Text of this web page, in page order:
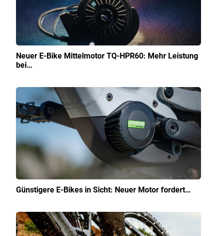
Neuer E-Bike Mittelmotor TQ-HPR60: Mehr Leistung
bei…
Günstigere E-Bikes in Sicht: Neuer Motor fordert…